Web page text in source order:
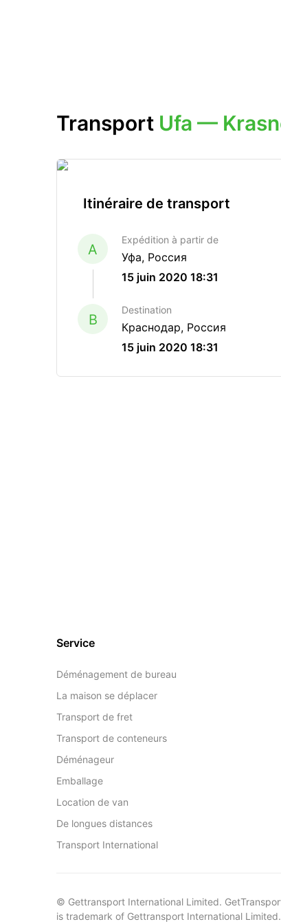
Transport Ufa —
Itinéraire de transport
A
Expédition à partir de
Уфа, Россия
15 juin 2020 18:31
B
Destination
Краснодар, Россия
15 juin 2020 18:31
Service
Déménagement de bureau
La maison se déplacer
Transport de fret
Transport de conteneurs
Déménageur
Emballage
Location de van
De longues distances
Transport International
© Gettransport International Limited.
is trademark of Gettransport International Limited.